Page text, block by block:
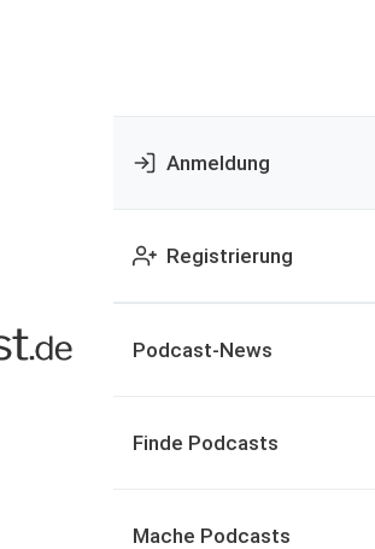
Anmeldung
Registrierung
Podcast-News
Finde Podcasts
Mache Podcasts